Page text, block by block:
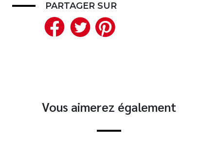
PARTAGER SUR
Facebook
Twitter
Vous aimerez également